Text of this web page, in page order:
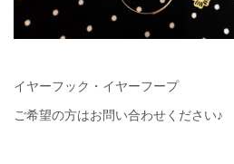
イヤーフック・イヤーフープ
ご希望の方はお問い合わせください♪